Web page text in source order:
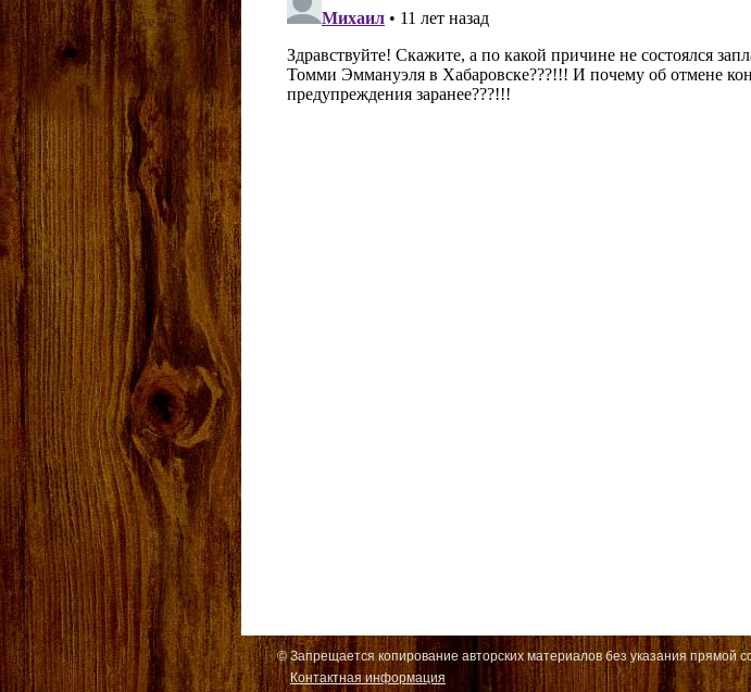
© Запрещается копирование авторских материалов без указания прямой
Контактная информация